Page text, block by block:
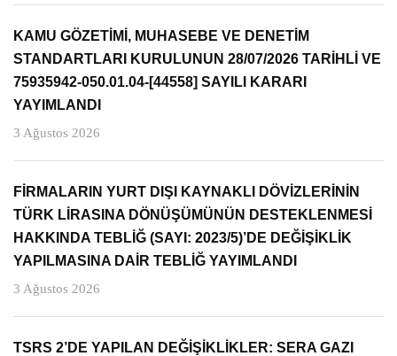
KAMU GÖZETİMİ, MUHASEBE VE DENETİM
STANDARTLARI KURULUNUN 28/07/2026 TARİHLİ VE
75935942-050.01.04-[44558] SAYILI KARARI
YAYIMLANDI
3 Ağustos 2026
FİRMALARIN YURT DIŞI KAYNAKLI DÖVİZLERİNİN
TÜRK LİRASINA DÖNÜŞÜMÜNÜN DESTEKLENMESİ
HAKKINDA TEBLİĞ (SAYI: 2023/5)’DE DEĞİŞİKLİK
YAPILMASINA DAİR TEBLİĞ YAYIMLANDI
3 Ağustos 2026
TSRS 2’DE YAPILAN DEĞİŞİKLİKLER: SERA GAZI